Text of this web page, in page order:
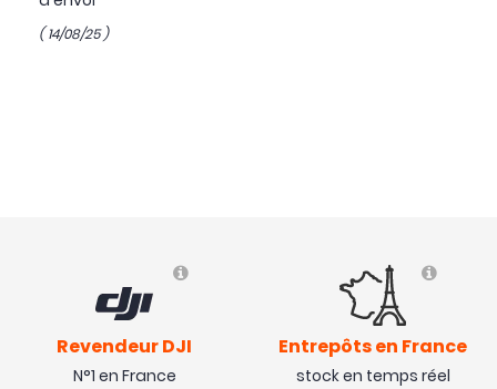
( 14/08/25 )
Revendeur DJI
N°1 en France
Entrepôts en France
stock en temps réel